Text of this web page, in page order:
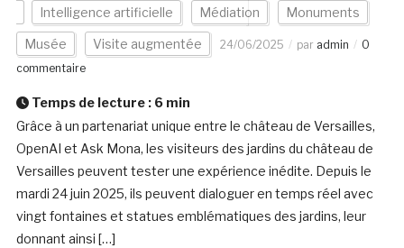
Intelligence artificielle Médiation Monuments
Musée Visite augmentée 24/06/2025 par admin
0
commentaire
Temps de lecture : 6 min
Grâce à un partenariat unique entre le château de Versailles,
OpenAI et Ask Mona, les visiteurs des jardins du château de
Versailles peuvent tester une expérience inédite. Depuis le
mardi 24 juin 2025, ils peuvent dialoguer en temps réel avec
vingt fontaines et statues emblématiques des jardins, leur
donnant ainsi […]